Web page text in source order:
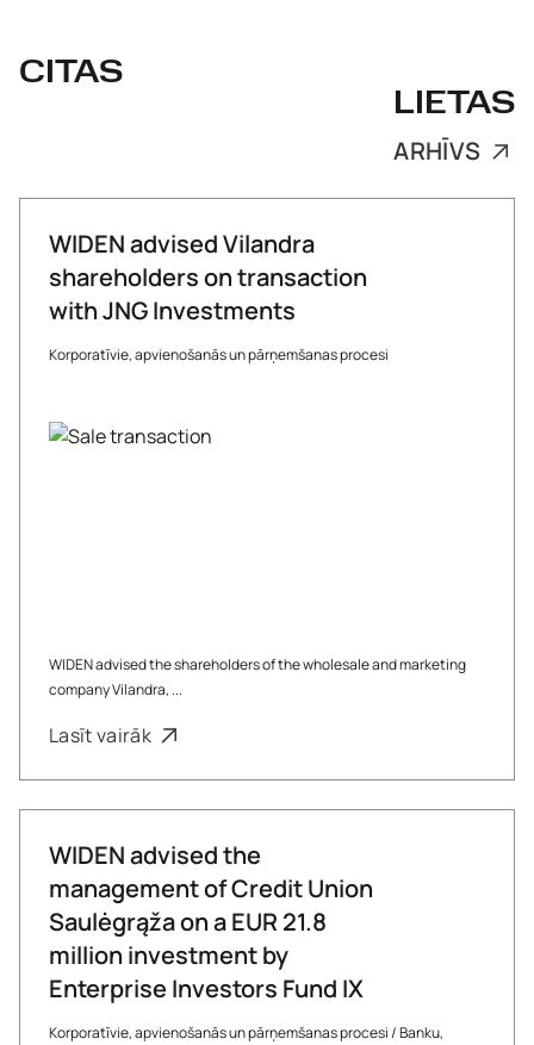
CITAS
LIETAS
ARHĪVS
WIDEN advised Vilandra
shareholders on transaction
with JNG Investments
Korporatīvie, apvienošanās un pārņemšanas procesi
WIDEN advised the shareholders of the wholesale and marketing
company Vilandra, ...
Lasīt vairāk
WIDEN advised the
management of Credit Union
Saulėgrąža on a EUR 21.8
million investment by
Enterprise Investors Fund IX
Korporatīvie, apvienošanās un pārņemšanas procesi/Banku,